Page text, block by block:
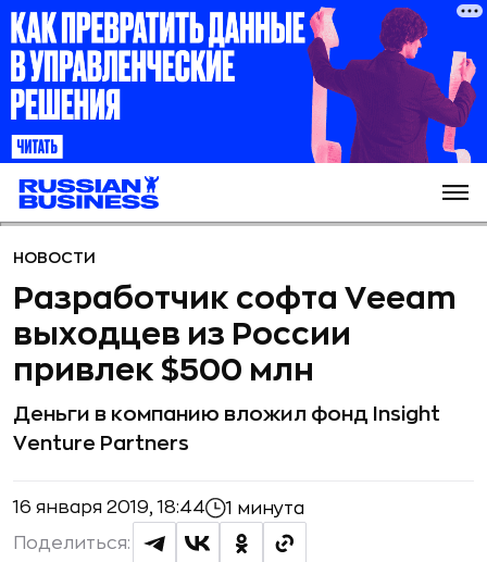
НОВОСТИ
Разработчик софта Veeam
выходцев из России
привлек $500 млн
Деньги в компанию вложил фонд Insight
Venture Partners
16 января 2019, 18:44 1 минута
Поделиться: